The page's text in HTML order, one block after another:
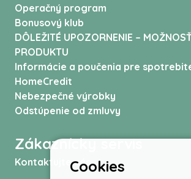
Operačný program
Bonusový klub
DÔLEŽITÉ UPOZORNENIE –
PRODUKTU
Informácie a poučenia pre
HomeCredit
Nebezpečné výrobky
Odstúpenie od zmluvy
Zákaznícky servis
Kontaktujte násCookies